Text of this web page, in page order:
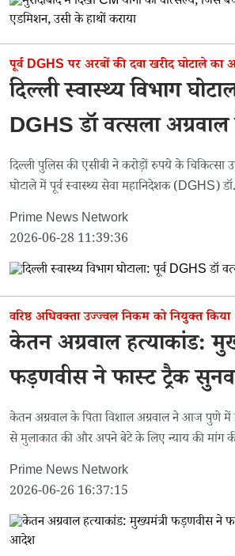
पूर्व DGHS पर अरबों की दवा खरीद घोटाले का
दिल्ली स्वास्थ्य विभाग
DGHS डॉ वत्सला अग्रवाल
दिल्ली पुलिस की एसीबी ने करोड़ों रुपये के
घोटाले में पूर्व स्वास्थ्य सेवा महानिदेशक (DGHS)
गिरफ्तार किया है। पढ़ें पूरी खबर...
Prime News Network
2026-06-28 11:39:36
वरिष्ठ अधिवक्ता उज्ज्वल निकम को नियुक्त किया
केतन अग्रवाल हत्याकांड:
फड़णवीस ने फास्ट ट्रैक
आदेश
केतन अग्रवाल के पिता विशाल अग्रवाल ने आज पुणे में
से मुलाकात की और अपने बेटे के लिए न्याय की मांग
Prime News Network
2026-06-26 16:37:15